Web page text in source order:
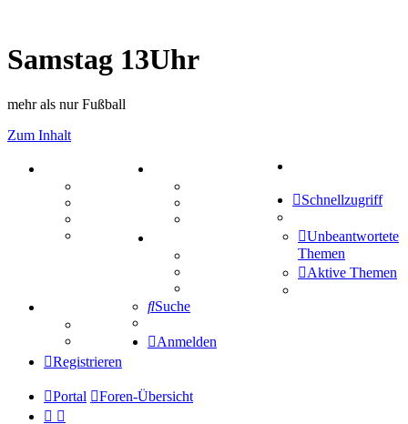
Samstag 13Uhr
mehr als nur Fußball
Zum Inhalt
Mastodon
Treffenübersicht
Zitatesammlung
Schiffe versenken
Tipprunde
Comunio
Schnellzugriff
Unbeantwortete
Themen
Aktive Themen
Suche
Anmelden
Registrieren
Portal Foren-Übersicht